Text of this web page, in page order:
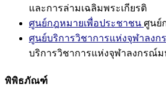
และการล่ามเฉลิมพระเกียรติ
ศูนย์กฎหมายเพื่อประชาชน ศูนย์
ศูนย์บริการวิชาการแห่งจุฬาลง
บริการวิชาการแห่งจุฬาลงกรณ์ม
พิพิธภัณฑ์